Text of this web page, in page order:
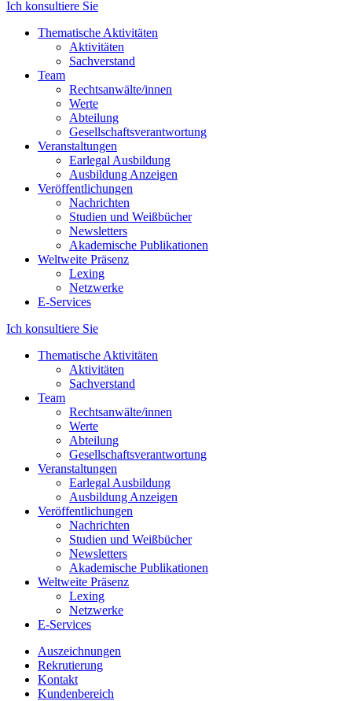
Ich konsultiere Sie
Thematische Aktivitäten
Aktivitäten
Sachverstand
Team
Rechtsanwälte/innen
Werte
Abteilung
Gesellschaftsverantwortung
Veranstaltungen
Earlegal Ausbildung
Ausbildung Anzeigen
Veröffentlichungen
Nachrichten
Studien und Weißbücher
Newsletters
Akademische Publikationen
Weltweite Präsenz
Lexing
Netzwerke
E-Services
Ich konsultiere Sie
Thematische Aktivitäten
Aktivitäten
Sachverstand
Team
Rechtsanwälte/innen
Werte
Abteilung
Gesellschaftsverantwortung
Veranstaltungen
Earlegal Ausbildung
Ausbildung Anzeigen
Veröffentlichungen
Nachrichten
Studien und Weißbücher
Newsletters
Akademische Publikationen
Weltweite Präsenz
Lexing
Netzwerke
E-Services
Auszeichnungen
Rekrutierung
Kontakt
Kundenbereich